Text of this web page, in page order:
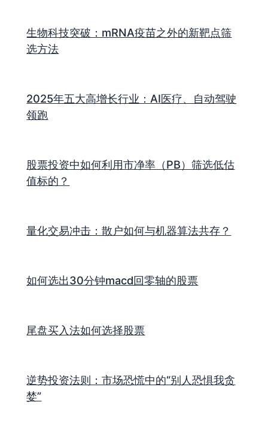
生物科技突破：mRNA疫苗之外的新靶点筛
选方法
2025年五大高增长行业：AI医疗、自动驾驶
领跑
股票投资中如何利用市净率（PB）筛选低估
值标的？
量化交易冲击：散户如何与机器算法共存？
如何选出30分钟macd回零轴的股票
尾盘买入法如何选择股票
逆势投资法则：市场恐慌中的“别人恐惧我贪
婪”